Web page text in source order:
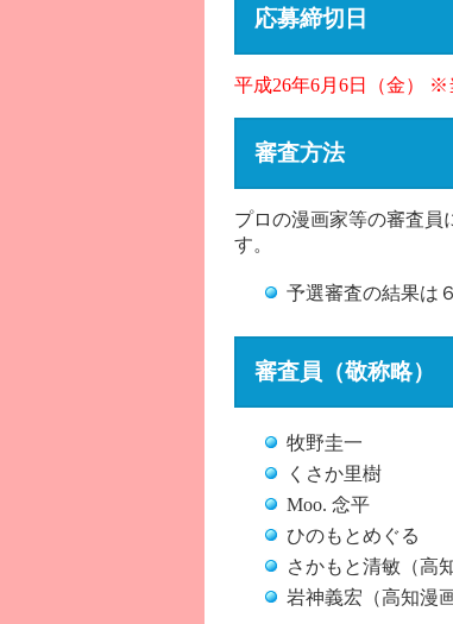
応募締切日
平成26年6月6日（金） ※
審査方法
プロの漫画家等の審査員
す。
予選審査の結果は
審査員（敬称略）
牧野圭一
くさか里樹
Moo. 念平
ひのもとめぐる
さかもと清敏（高
岩神義宏（高知漫